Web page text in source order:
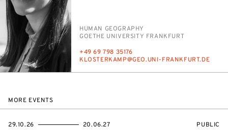
PERSON_RESEARCH_SUBJECT
HU­MAN GE­OG­RA­PHY
INSTITUTION
GOETHE UNI­VER­SI­TY FRANK­FURT
PHONE
+49 69 798 35176
E-
KLOSTERKAMP@GEO.UNI-FRANK­FURT.DE
MORE EVENTS
STARTS
29.10.26
ENDS
20.06.27
EVENT
PUBLIC